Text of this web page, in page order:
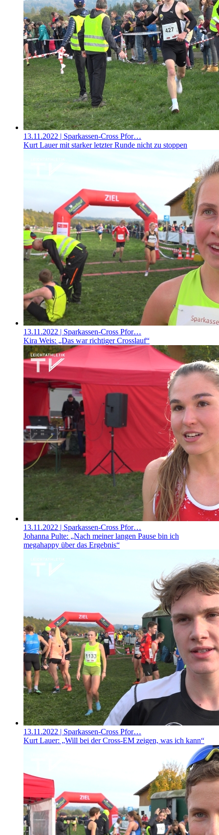
13.11.2022 | Sparkassen-Cross Pfor…
Kurt Lauer mit starker letzter Runde nicht zu stoppen
13.11.2022 | Sparkassen-Cross Pfor…
Kira Weis: „Das war richtiger Crosslauf“
13.11.2022 | Sparkassen-Cross Pfor…
Johanna Pulte: „Nach meiner langen Pause bin ich
megahappy über das Ergebnis“
13.11.2022 | Sparkassen-Cross Pfor…
Kurt Lauer: „Will bei der Cross-EM zeigen, was ich kann“